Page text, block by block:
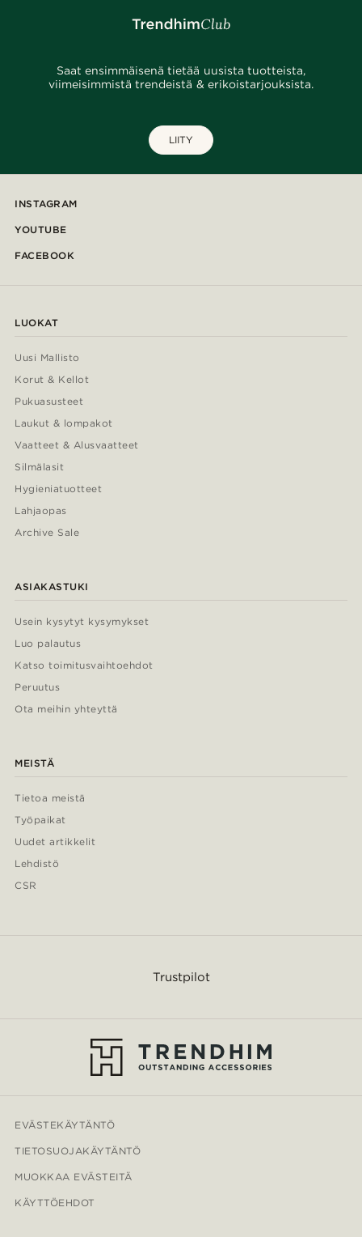
Saat ensimmäisenä tietää uusista tuotteista,
viimeisimmistä trendeistä & erikoistarjouksista.
LIITY
INSTAGRAM
YOUTUBE
FACEBOOK
LUOKAT
Uusi Mallisto
Korut & Kellot
Pukuasusteet
Laukut & lompakot
Vaatteet & Alusvaatteet
Silmälasit
Hygieniatuotteet
Lahjaopas
Archive Sale
ASIAKASTUKI
Usein kysytyt kysymykset
Luo palautus
Katso toimitusvaihtoehdot
Peruutus
Ota meihin yhteyttä
MEISTÄ
Tietoa meistä
Työpaikat
Uudet artikkelit
Lehdistö
CSR
Trustpilot
EVÄSTEKÄYTÄNTÖ
TIETOSUOJAKÄYTÄNTÖ
MUOKKAA EVÄSTEITÄ
KÄYTTÖEHDOT